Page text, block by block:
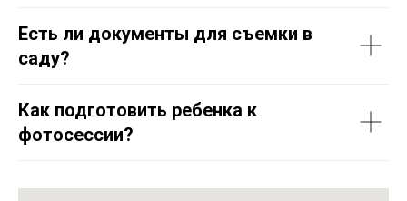
Есть ли документы для съемки в
саду?
Как подготовить ребенка к
фотосессии?